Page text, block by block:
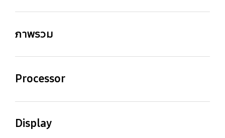
ภาพรวม
2.75GHz, 2GHz
Processor
CPU Speed
2.75GHz, 2GHz
CPU Type
Display